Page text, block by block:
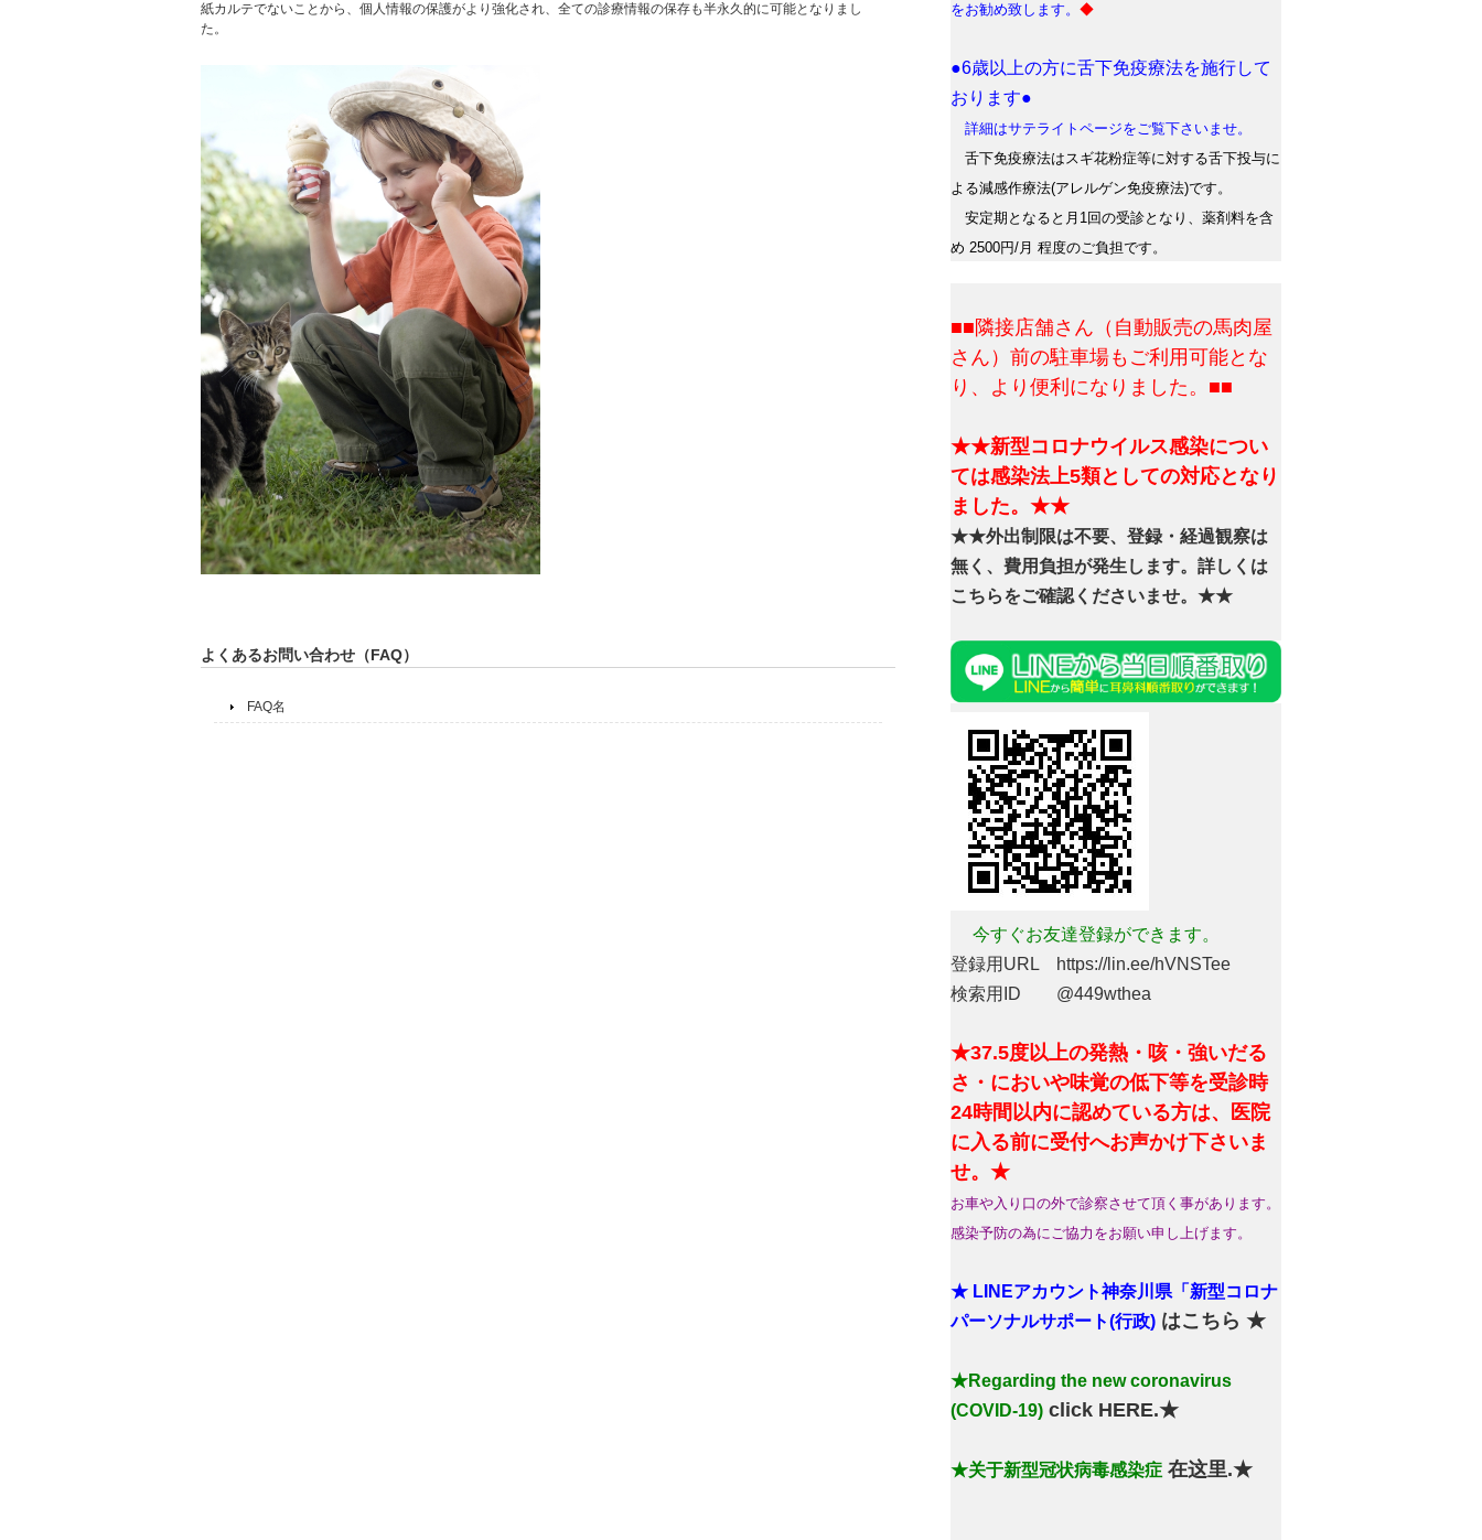
紙カルテでないことから、個人情報の保護がより強化され、全ての診療情報の保存も半永久的に可能となりまし
た。
よくあるお問い合わせ（FAQ）
FAQ名
をお勧め致します。 ◆
●6歳以上の方に舌下免疫療法を施行して
おります●
詳細はサテライトページをご覧下さいませ。
舌下免疫療法はスギ花粉症等に対する舌下投与に
よる減感作療法(アレルゲン免疫療法)です。
安定期となると月1回の受診となり、薬剤料を含
め 2500円/月 程度のご負担です。
■■隣接店舗さん（自動販売の馬肉屋
さん）前の駐車場もご利用可能とな
り、より便利になりました。■■
★★新型コロナウイルス感染につい
ては感染法上5類としての対応となり
ました。★★
★★外出制限は不要、登録・経過観察は
無く、費用負担が発生します。詳しくは
こちらをご確認くださいませ。★★
今すぐお友達登録ができます。
登録用URL https://lin.ee/hVNSTee
検索用ID @449wthea
★37.5度以上の発熱・咳・強いだる
さ・においや味覚の低下等を受診時
24時間以内に認めている方は、医院
に入る前に受付へお声かけ下さいま
せ。★
お車や入り口の外で診察させて頂く事があります。
感染予防の為にご協力をお願い申し上げます。
★ LINEアカウント神奈川県「新型コロナ
パーソナルサポート(行政) はこちら ★
★Regarding the new coronavirus
(COVID-19) click HERE.★
★关于新型冠状病毒感染症 在这里.★